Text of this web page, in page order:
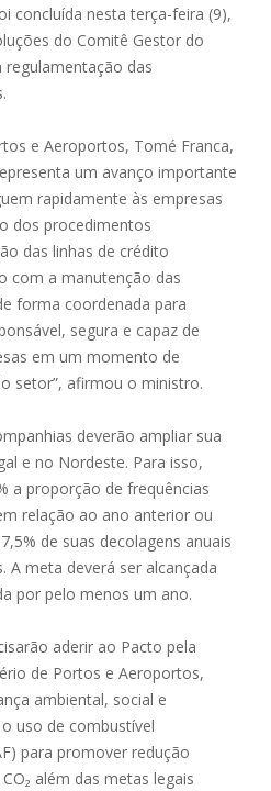
concluída nesta terça-feira (9),
do Comitê Gestor do
das
e Aeroportos, Tomé Franca,
um avanço importante
rapidamente às empresas
dos procedimentos
das linhas de crédito
com a manutenção das
forma coordenada para
segura e capaz de
em um momento de
setor”, afirmou o ministro.
deverão ampliar sua
e no Nordeste. Para isso,
a proporção de frequências
relação ao ano anterior ou
de suas decolagens anuais
A meta deverá ser alcançada
por pelo menos um ano.
aderir ao Pacto pela
de Portos e Aeroportos,
ambiental, social e
uso de combustível
para promover redução
além das metas legais